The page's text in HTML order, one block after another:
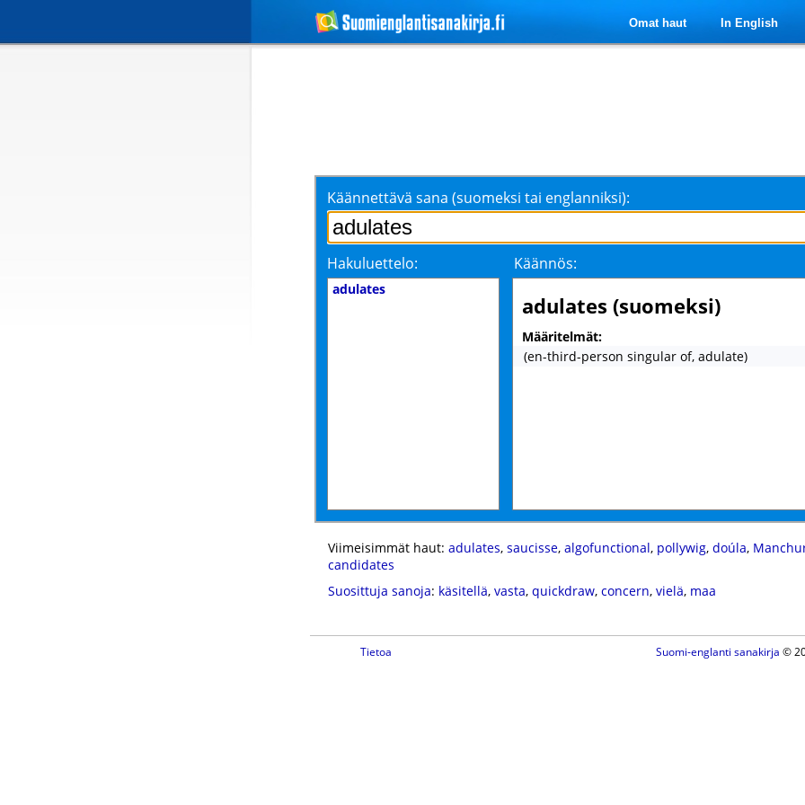
Omat haut In English
Käännettävä sana (suomeksi tai englanniksi):
Hakuluettelo: Käännös:
adulates
adulates (suomeksi)
Määritelmät:
(en-third-person singular of, adulate)
Viimeisimmät haut: adulates, saucisse, algofunctional, pollywig, doúla,
candidates
Suosittuja sanoja: käsitellä, vasta, quickdraw, concern, vielä, maa
Tietoa Suomi-englanti sanakirja ©